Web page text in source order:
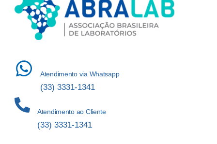
Atendimento via Whatsapp
(33) 3331-1341
Atendimento ao Cliente
(33) 3331-1341